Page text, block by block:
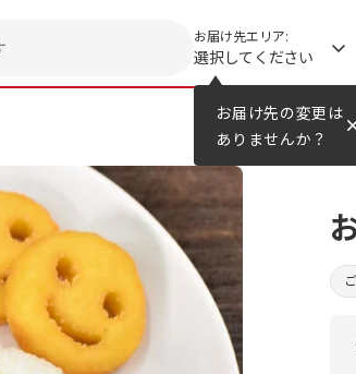
お届け先の変更は
ありませんか？
お届け先エリア:
選択してください